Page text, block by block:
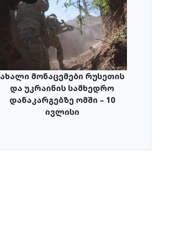
ახალი მონაცემები რუსეთის
და უკრაინის სამხედრო
დანაკარგებზე ომში – 10
ივლისი